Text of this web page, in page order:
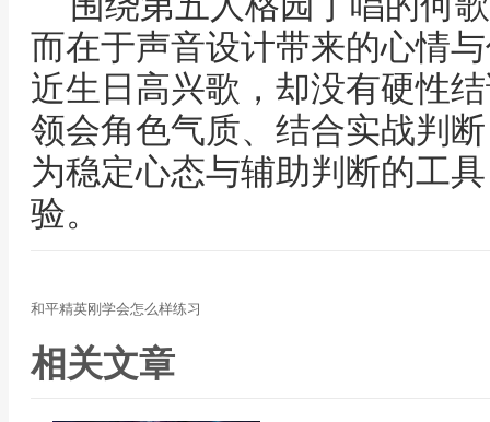
而在于声音设计带来的心情
近生日高兴歌，却没有硬性
领会角色气质、结合实战判
为稳定心态与辅助判断的工
验。
和平精英刚学会怎么样练习
相关文章